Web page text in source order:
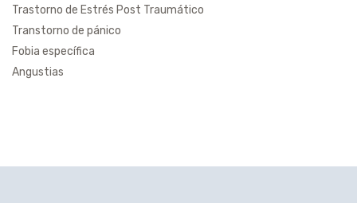
Trastorno de Estrés Post Traumático
Transtorno de pánico
Fobia específica
Angustias